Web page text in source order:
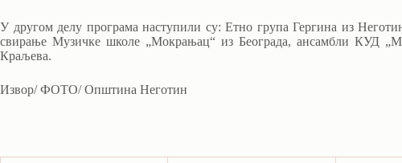
У другом делу програма наступили су: Етно група Гергина из
свирање Музичке школе „Мокрањац“ из Београда, ансамбли КУД
Краљева.
Извор/ ФОТО/ Општина Неготин